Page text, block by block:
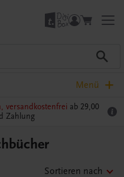
Menü
versandkostenfrei ab 29,00
Zahlung
Sortieren nach